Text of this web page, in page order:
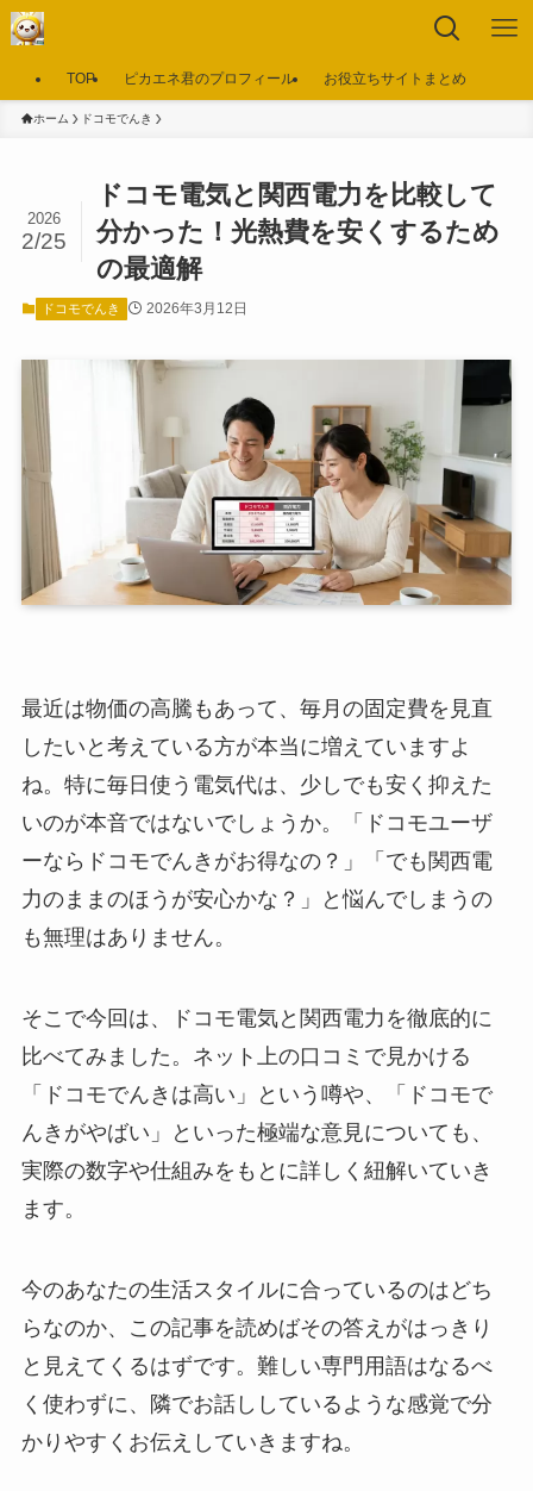
TOP ピカエネ君のプロフィール お役立ちサイトまとめ
ホーム ドコモでんき
ドコモ電気と関西電力を比較して
分かった！光熱費を安くするため
の最適解
2026
2/25
ドコモでんき 2026年3月12日
最近は物価の高騰もあって、毎月の固定費を見直
したいと考えている方が本当に増えていますよ
ね。特に毎日使う電気代は、少しでも安く抑えた
いのが本音ではないでしょうか。「ドコモユーザ
ーならドコモでんきがお得なの？」「でも関西電
力のままのほうが安心かな？」と悩んでしまうの
も無理はありません。
そこで今回は、ドコモ電気と関西電力を徹底的に
比べてみました。ネット上の口コミで見かける
「ドコモでんきは高い」という噂や、「ドコモで
んきがやばい」といった極端な意見についても、
実際の数字や仕組みをもとに詳しく紐解いていき
ます。
今のあなたの生活スタイルに合っているのはどち
らなのか、この記事を読めばその答えがはっきり
と見えてくるはずです。難しい専門用語はなるべ
く使わずに、隣でお話ししているような感覚で分
かりやすくお伝えしていきますね。